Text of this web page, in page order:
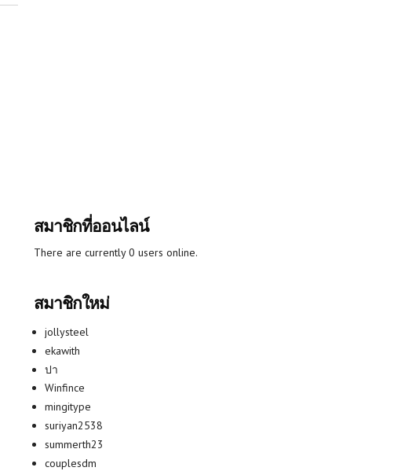
สมาชิกที่ออนไลน์
There are currently 0 users online.
สมาชิกใหม่
jollysteel
ekawith
ปา
Winfince
mingitype
suriyan2538
summerth23
couplesdm